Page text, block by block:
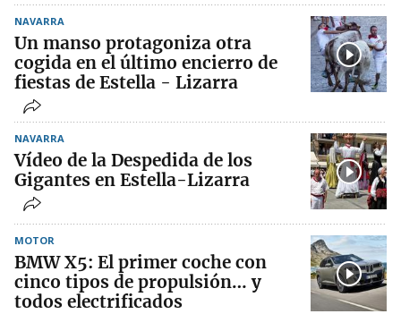
NAVARRA
Un manso protagoniza otra
cogida en el último encierro de
fiestas de Estella - Lizarra
NAVARRA
Vídeo de la Despedida de los
Gigantes en Estella-Lizarra
MOTOR
BMW X5: El primer coche con
cinco tipos de propulsión… y
todos electrificados